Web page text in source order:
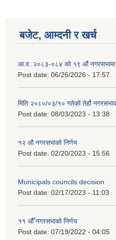
बजेट, आम्दनी र खर्च
आ.व. २०८३-०८४ को १९ औं नगरसभामा
Post date: 06/26/2026 - 17:57
मिति २०८०/०३/१० गतेको तेर्हौ
Post date: 08/03/2023 - 13:38
१२ औ नगरसभाको निर्णय
Post date: 02/20/2023 - 15:56
Municipals councils decision
Post date: 02/17/2023 - 11:03
११ ‌औँ नगरसभाको निर्णय
Post date: 07/19/2022 - 04:05